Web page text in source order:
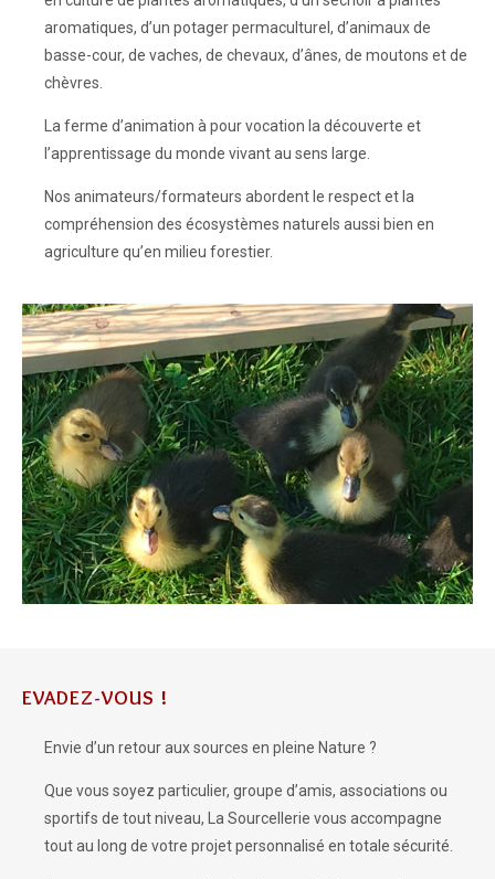
aromatiques, d’un potager permaculturel, d’animaux de
basse-cour, de vaches, de chevaux, d’ânes, de moutons et de
chèvres.
La ferme d’animation à pour vocation la découverte et
l’apprentissage du monde vivant au sens large.
Nos animateurs/formateurs abordent le respect et la
compréhension des écosystèmes naturels aussi bien en
agriculture qu’en milieu forestier.
EVADEZ-VOUS !
Envie d’un retour aux sources en pleine Nature ?
Que vous soyez particulier, groupe d’amis, associations ou
sportifs de tout niveau, La Sourcellerie vous accompagne
tout au long de votre projet personnalisé en totale sécurité.